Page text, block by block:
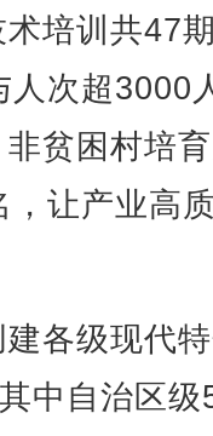
培训共47
人次超3000
贫困村培
让产业高
各级现代
中自治区级